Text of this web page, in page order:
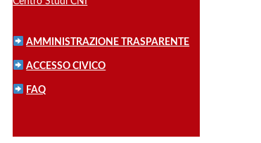
AMMINISTRAZIONE TRASPARENTE
ACCESSO CIVICO
FAQ